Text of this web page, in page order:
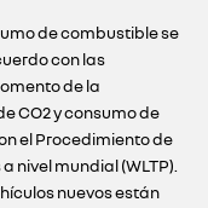
de combustible se
con las
de la
CO2 y consumo de
el Procedimiento de
nivel mundial (WLTP).
nuevos están